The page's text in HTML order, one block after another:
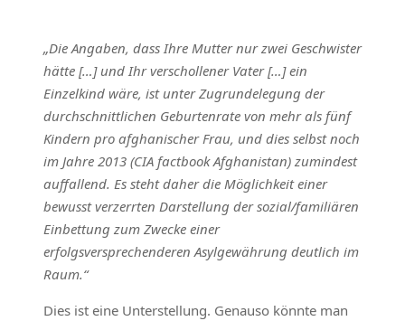
„Die Angaben, dass Ihre Mutter nur zwei Geschwister
hätte […] und Ihr verschollener Vater […] ein
Einzelkind wäre, ist unter Zugrundelegung der
durchschnittlichen Geburtenrate von mehr als fünf
Kindern pro afghanischer Frau, und dies selbst noch
im Jahre 2013 (CIA factbook Afghanistan) zumindest
auffallend. Es steht daher die Möglichkeit einer
bewusst verzerrten Darstellung der sozial/familiären
Einbettung zum Zwecke einer
erfolgsversprechenderen Asylgewährung deutlich im
Raum.“
Dies ist eine Unterstellung. Genauso könnte man